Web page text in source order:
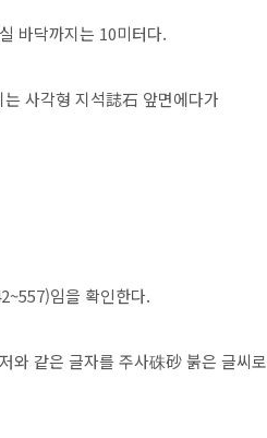
바닥까지는 10미터다.
사각형 지석誌石 앞면에다가
임을 확인한다.
와 같은 글자를 주사硃砂 붉은 글씨로